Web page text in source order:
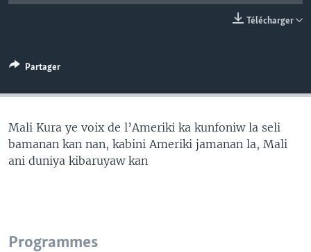
Télécharger
Partager
Mali Kura ye voix de l’Ameriki ka kunfoniw la seli
bamanan kan nan, kabini Ameriki jamanan la, Mali
ani duniya kibaruyaw kan
Programmes